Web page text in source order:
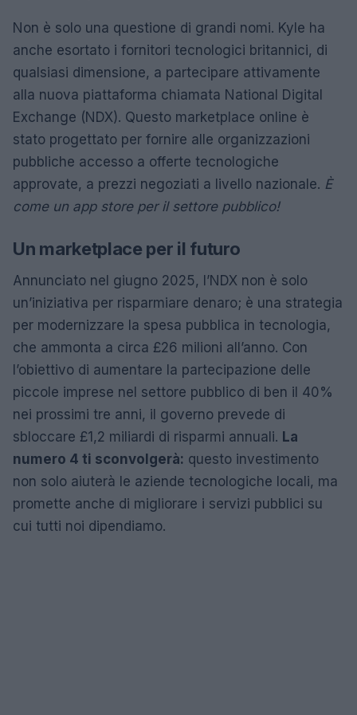
Non è solo una questione di grandi nomi. Kyle ha
anche esortato i fornitori tecnologici britannici, di
qualsiasi dimensione, a partecipare attivamente
alla nuova piattaforma chiamata National Digital
Exchange (NDX). Questo marketplace online è
stato progettato per fornire alle organizzazioni
pubbliche accesso a offerte tecnologiche
approvate, a prezzi negoziati a livello nazionale. È
come un app store per il settore pubblico!
Un marketplace per il futuro
Annunciato nel giugno 2025, l’NDX non è solo
un’iniziativa per risparmiare denaro; è una strategia
per modernizzare la spesa pubblica in tecnologia,
che ammonta a circa £26 milioni all’anno. Con
l’obiettivo di aumentare la partecipazione delle
piccole imprese nel settore pubblico di ben il 40%
nei prossimi tre anni, il governo prevede di
sbloccare £1,2 miliardi di risparmi annuali. La
numero 4 ti sconvolgerà: questo investimento
non solo aiuterà le aziende tecnologiche locali, ma
promette anche di migliorare i servizi pubblici su
cui tutti noi dipendiamo.